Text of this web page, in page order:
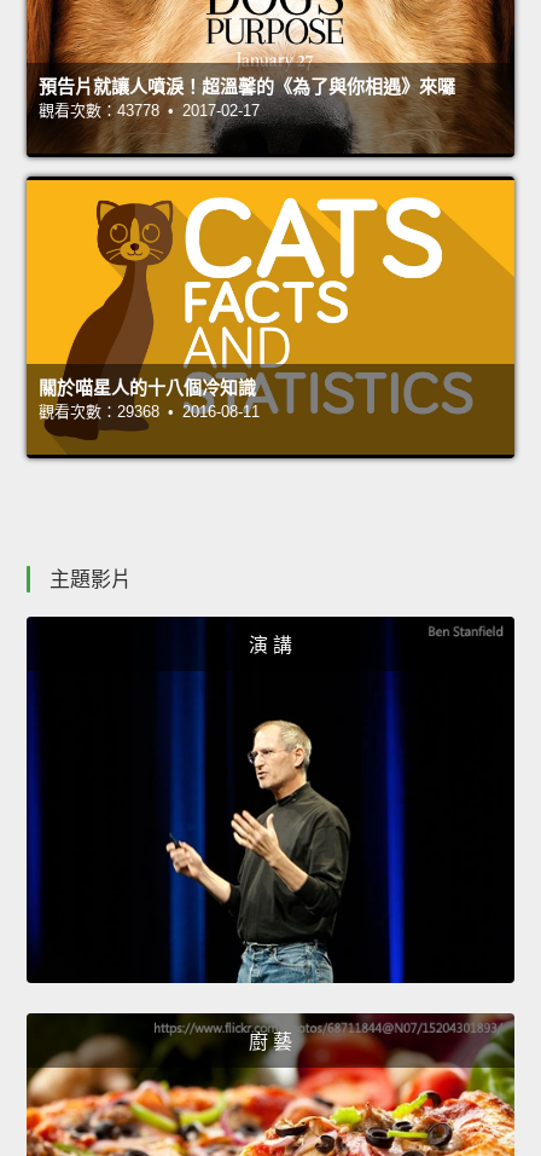
預告片就讓人噴淚！超溫馨的《為了與你相遇》來囉
觀看次數：43778 • 2017-02-17
關於喵星人的十八個冷知識
觀看次數：29368 • 2016-08-11
主題影片
演 講
廚 藝